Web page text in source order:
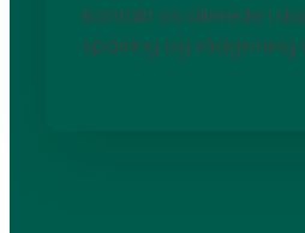
Kontakt os allerede i
sparring og rådgivning